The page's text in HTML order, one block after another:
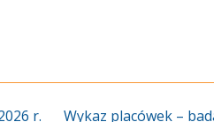
r. Wykaz placówek –